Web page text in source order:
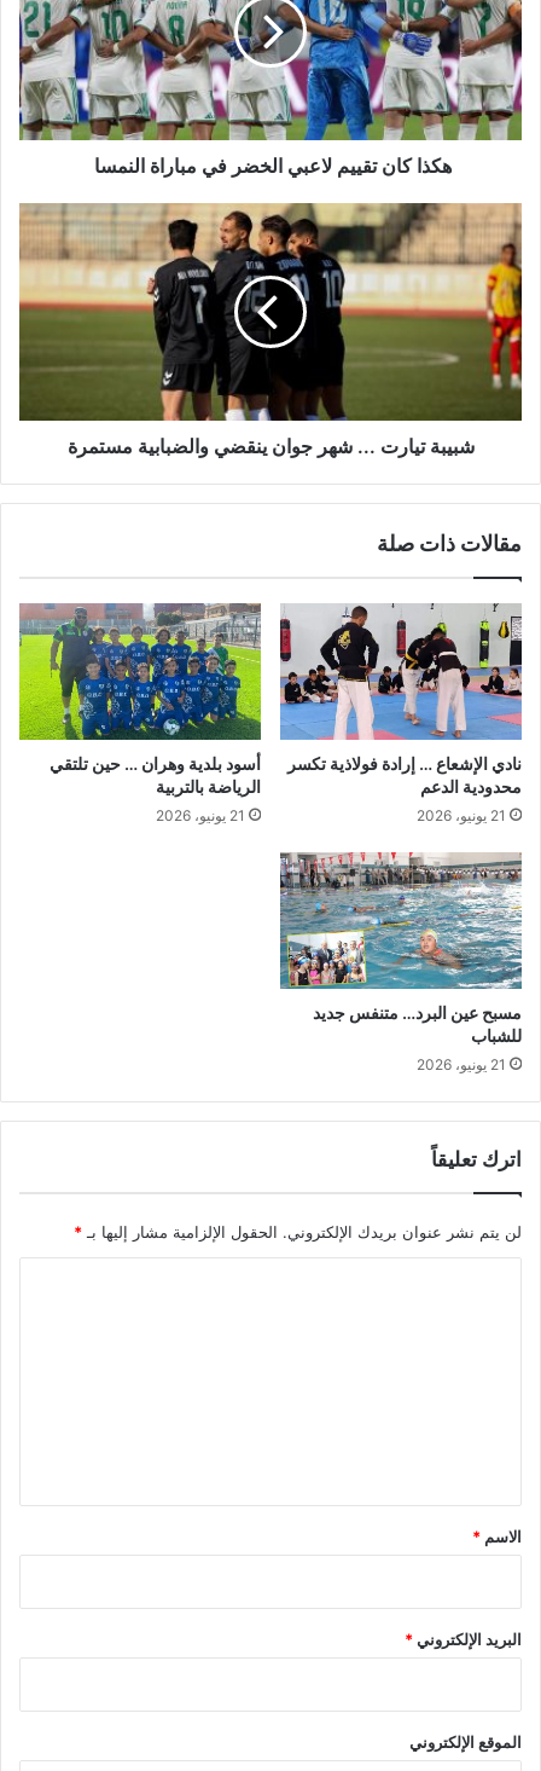
ا
ك
ا
ن
ت
ق
ا
ع
ب
ي
ا
ل
خ
م
ر
ا
ة
ا
ل
م
س
ا
هكذا كان تقييم لاعبي الخضر في مباراة النمسا
ي
ب
ة
ت
ي
ا
ر
ش
ج
و
ا
ن
ي
ق
ض
ي
و
ا
ل
ض
ب
ا
ي
ة
س
م
شبيبة تيارت ... شهر جوان ينقضي والضبابية مستمرة
مقالات ذات صلة
نادي الإشعاع … إرادة فولاذية تكسر
محدودية الدعم
21 يونيو، 2026
أسود بلدية وهران … حين تلتقي
الرياضة بالتربية
21 يونيو، 2026
مسبح عين البرد… متنفس جديد
للشباب
21 يونيو، 2026
اترك تعليقاً
لن يتم نشر عنوان بريدك الإلكتروني. الحقول الإلزامية مشار إليها بـ *
*
الاسم *
البريد الإلكتروني*
الموقع الإلكتروني